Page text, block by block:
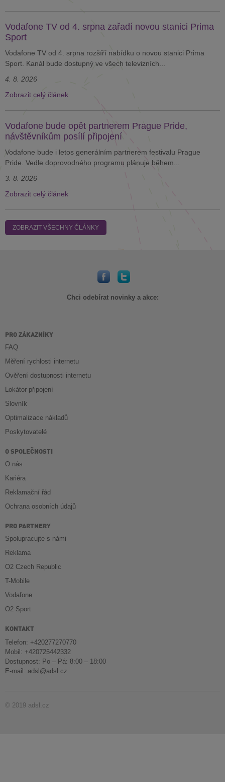
Vodafone TV od 4. srpna zařadí novou stanici Prima
Sport
Vodafone TV od 4. srpna rozšíří nabídku o novou stanici Prima
Sport. Kanál bude dostupný ve všech televizních...
4. 8. 2026
Zobrazit celý článek
Vodafone bude opět partnerem Prague Pride,
návštěvníkům posílí připojení
Vodafone bude i letos generálním partnerem festivalu Prague
Pride. Vedle doprovodného programu plánuje během...
3. 8. 2026
Zobrazit celý článek
ZOBRAZIT VŠECHNY ČLÁNKY
Chci odebírat novinky a akce:
PRO ZÁKAZNÍKY
FAQ
Měření rychlosti internetu
Ověření dostupnosti internetu
Lokátor připojení
Slovník
Optimalizace nákladů
Poskytovatelé
O SPOLEČNOSTI
O nás
Kariéra
Reklamační řád
Ochrana osobních údajů
PRO PARTNERY
Spolupracujte s námi
Reklama
O2 Czech Republic
T-Mobile
Vodafone
O2 Sport
KONTAKT
Telefon: +420277270770
Mobil: +420725442332
Dostupnost: Po – Pá: 8:00 – 18:00
E-mail: adsl@adsl.cz
© 2019 adsl.cz